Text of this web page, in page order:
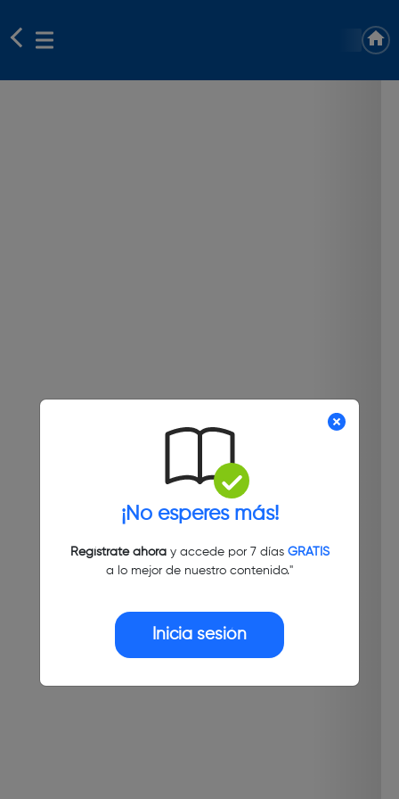
¡No esperes más!
Regístrate ahoray accede por 7 días GRATIS
a lo mejor de nuestro contenido."
Inicia sesión